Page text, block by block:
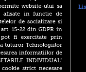
(P)
website-ului sa
afisate in functie de
de socializare si
15-22 din GDPR in
pot fi exercitate prin
tuturor Tehnologiilor
informatiilor de
INDIVIDUAL”
strict necesare